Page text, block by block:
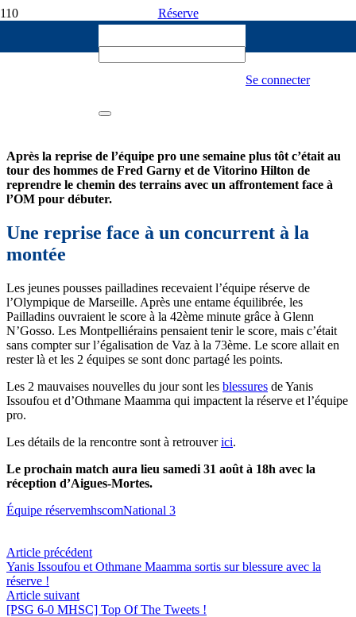
Se connecter
Réserve
[Réserve] Le MHSC et l’OM se
neutralisent en ouverture de la saison
Après la reprise de l’équipe pro une semaine plus tôt c’était au
tour des hommes de Fred Garny et de Vitorino Hilton de
reprendre le chemin des terrains avec un affrontement face à
l’OM pour débuter.
Une reprise face à un concurrent à la
montée
Les jeunes pousses pailladines recevaient l’équipe réserve de
l’Olympique de Marseille. Après une entame équilibrée, les
Pailladins ouvraient le score à la 42ème minute grâce à Glenn
N’Gosso. Les Montpelliérains pensaient tenir le score, mais c’était
sans compter sur l’égalisation de Vaz à la 73ème. Le score allait en
rester là et les 2 équipes se sont donc partagé les points.
Les 2 mauvaises nouvelles du jour sont les blessures de Yanis
Issoufou et d’Othmane Maamma qui impactent la réserve et l’équipe
pro.
Les détails de la rencontre sont à retrouverici.
Le prochain match aura lieu samedi 31 août à 18h avec la
réception d’Aigues-Mortes.
Équipe réservemhscomNational 3
Article précédent
Yanis Issoufou et Othmane Maamma sortis sur blessure avec la
réserve !
Article suivant
[PSG 6-0 MHSC] Top Of The Tweets !